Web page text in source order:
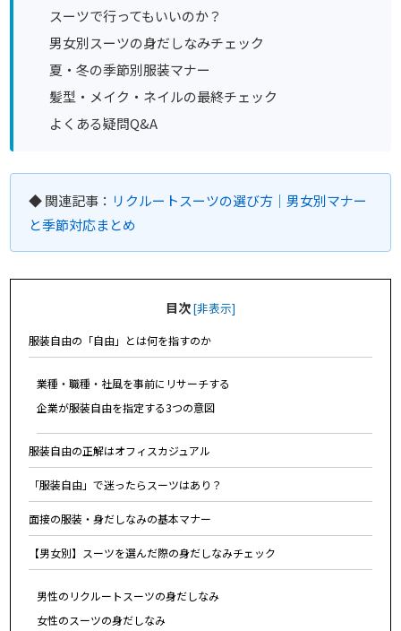
スーツで行ってもいいのか？
男女別スーツの身だしなみチェック
夏・冬の季節別服装マナー
髪型・メイク・ネイルの最終チェック
よくある疑問Q&A
◆ 関連記事： リクルートスーツの選び方｜男女別マナー
と季節対応まとめ
目次[非表示]
服装自由の「自由」とは何を指すのか
業種・職種・社風を事前にリサーチする
企業が服装自由を指定する3つの意図
服装自由の正解はオフィスカジュアル
「服装自由」で迷ったらスーツはあり？
面接の服装・身だしなみの基本マナー
【男女別】スーツを選んだ際の身だしなみチェック
男性のリクルートスーツの身だしなみ
女性のスーツの身だしなみ